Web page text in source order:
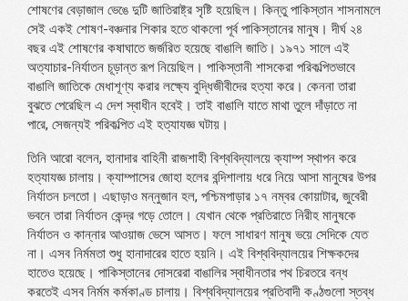
শোষণের বেড়াজাল ভেঙে দুটি জাতিরাষ্ট্র সৃষ্টি হয়েছিল। কিন্তু পাকিস্তান শাসনামলে
সেই একই শোষণ-বঞ্চনার শিকার হতে থাকলো পূর্ব পাকিস্তানের মানুষ। দীর্ঘ ২৪
বছর এই শোষণের কষাঘাতে জর্জরিত হয়েছে বাঙালি জাতি। ১৯৭১ সালে এই
অত্যাচার-নির্যাতন চূড়ান্ত রূপ নিয়েছিল। পাকিস্তানী শাসকেরা পরিকল্পিতভাবে
বাঙালি জাতিকে মেধাশূণ্য করার লক্ষ্যে বুদ্ধিজীবীদের হত্যা করে। কেননা তারা
বুঝতে পেরেছিল এ দেশ স্বাধীন হবেই। তাই বাঙালি যাতে মাথা তুলে দাঁড়াতে না
পারে, সেজন্যই পরিকল্পিত এই হত্যাযজ্ঞ ঘটায়।
তিনি আরো বলেন, হানাদার বাহিনী রাজশাহী বিশ্ববিদ্যালয়ে ক্যাম্প স্থাপন করে
হত্যাযজ্ঞ চালায়। ক্যাম্পাসের জোহা হলের বন্দিশালায় ধরে নিয়ে আসা মানুষের উপর
নির্যাতন চলতো। এছাড়াও মন্নুজান হল, পশ্চিমপাড়ার ১৭ নম্বর কোয়াটার, জুবেরী
ভবনে তারা নির্যাতন কেন্দ্র গড়ে তোলে। যেখান থেকে প্রতিরাতে নিরীহ মানুষকে
নির্যাতন ও কান্নার আওয়াজ ভেসে আসত। ফলে সাধারণ মানুষ ভয়ে সেদিকে যেত
না। এসব নির্মমতা শুধু হানাদারের হাতে হয়নি। এই বিশ্ববিদ্যালয়ের শিক্ষকদের
হাতেও হয়েছে। পাকিস্তানের দোসরেরা বাঙালির স্বাধীনতার পথ চিরতরে বন্ধ
করতেই এসব নির্মম কর্মকাণ্ড চালায়। বিশ্ববিদ্যালয়ের প্রতিবাদী কণ্ঠগুলো স্তব্ধ